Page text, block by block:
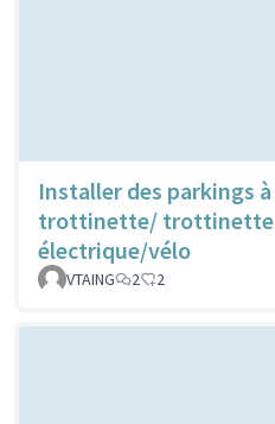
Installer des parkings à
trottinette/ trottinette
électrique/vélo
VTAING 2 2